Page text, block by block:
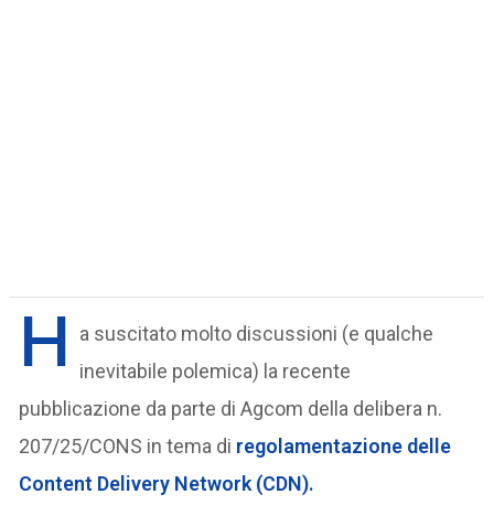
H
a suscitato molto discussioni (e qualche
inevitabile polemica) la recente
pubblicazione da parte di Agcom della delibera n.
207/25/CONS in tema di regolamentazione delle
Content Delivery Network (CDN).